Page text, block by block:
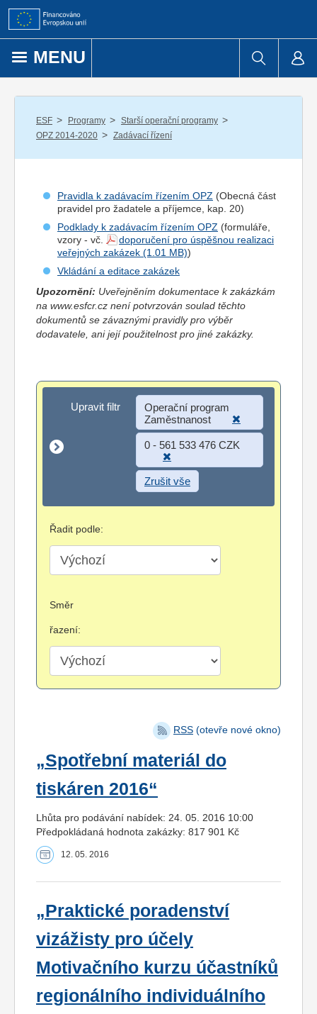
Přejít k obsahu
MENU
ESF / Programy / Starší operační programy /
OPZ 2014-2020 / Zadávací řízení
Pravidla k zadávacím řízením OPZ (Obecná část
pravidel pro žadatele a příjemce , kap. 20)
Podklady k zadávacím řízením OPZ (formuláře,
vzory - vč.
doporučení pro úspěšnou realizaci
veřejných zakázek
)
Vkládání a editace zakázek
Upozornění: Uveřejněním dokumentace k zakázkám
na www.esfcr.cz není potvrzován soulad těchto
dokumentů se závaznými pravidly pro výběr
dodavatele, ani její použitelnost pro jiné zakázky.
Upravit filtr
Upravit filtr
Operační program
Zaměstnanost
0 - 561 533 476 CZK
Zrušit vše
Řadit podle:
Směr
řazení:
RSS (otevře nové okno)
„Spotřební materiál do
tiskáren 2016“
Lhůta pro podávání nabídek: 24. 05. 2016 10:00
Předpokládaná hodnota zakázky: 817 901 Kč
12. 05. 2016
„Praktické poradenství
vizážisty pro účely
Motivačního kurzu účastníků
regionálního individuálního